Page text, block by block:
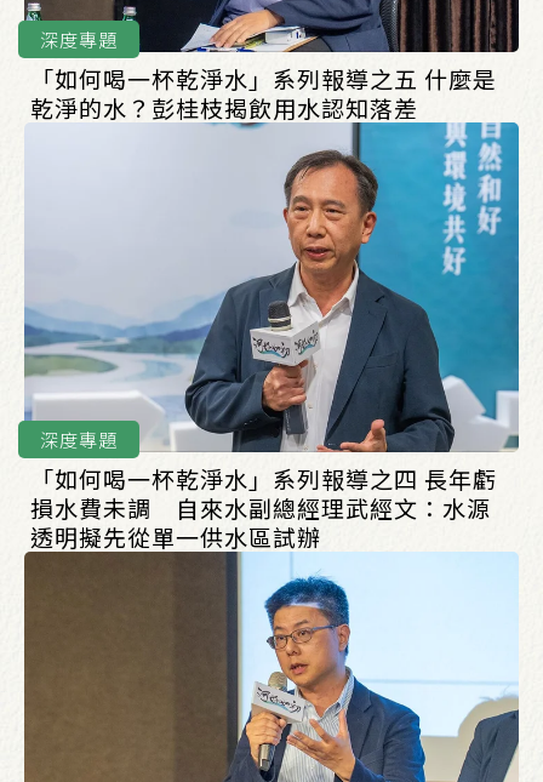
深度專題
「如何喝一杯乾淨水」系列報導之五 什麼是
乾淨的水？彭桂枝揭飲用水認知落差
深度專題
「如何喝一杯乾淨水」系列報導之四 長年虧
損水費未調 自來水副總經理武經文：水源
透明擬先從單一供水區試辦